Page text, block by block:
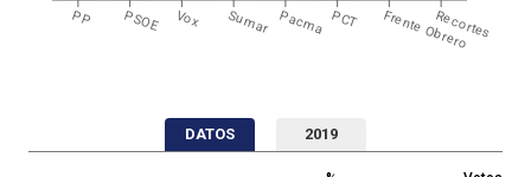
PP PSOE Vox Sumar Pacma PCT Frente Obrero
Recortes
DATOS 2019